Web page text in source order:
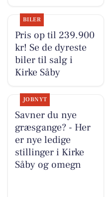
BILER
Pris op til 239.900
kr! Se de dyreste
biler til salg i
Kirke Såby
JOBNYT
Savner du nye
græsgange? - Her
er nye ledige
stillinger i Kirke
Såby og omegn